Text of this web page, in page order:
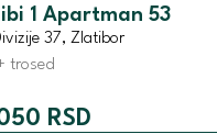
1 Apartman 53
37, Zlatibor
trosed
RSD